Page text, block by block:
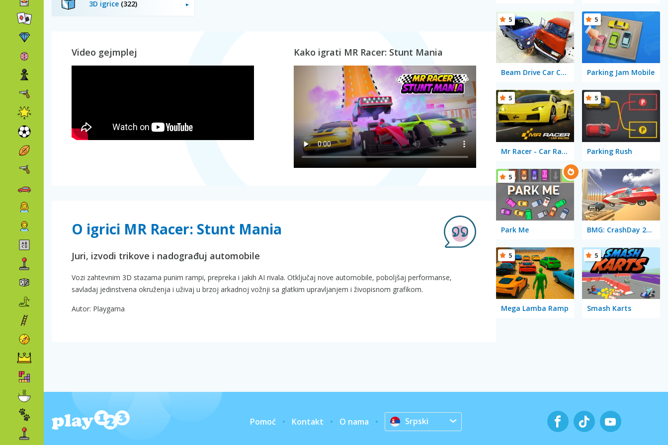
3D igrice (322)
Video gejmplej Kako igrati MR Racer: Stunt Mania
O igrici MR Racer: Stunt Mania
Juri, izvodi trikove i nadograđuj automobile
Vozi zahtevnim 3D stazama punim rampi, prepreka i jakih AI rivala. Otključaj nove automobile, poboljšaj performanse,
savladaj jedinstvena okruženja i uživaj u brzoj arkadnoj vožnji sa glatkim upravljanjem i živopisnom grafikom.
Autor: Playgama
Beam Drive Car Crash Test Simulator
5
Parking Jam Mobile
5
Mr Racer - Car Racing
5
Parking Rush
5
Park Me
5
BMG: CrashDay 2025
Mega Lamba Ramp
5
Smash Karts
5
Pomoć Kontakt O nama Srpski